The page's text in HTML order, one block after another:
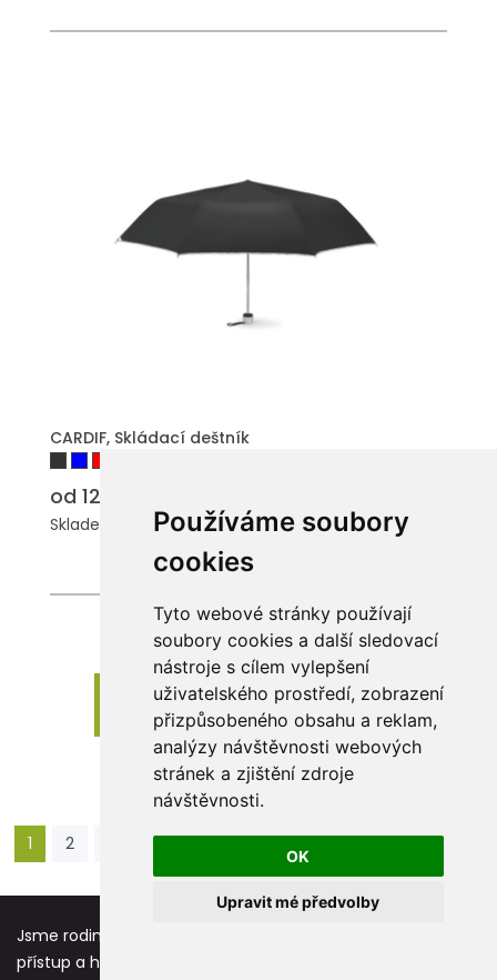
Používáme soubory
cookies
Tyto webové stránky používají
soubory cookies a další sledovací
nástroje s cílem vylepšení
uživatelského prostředí, zobrazení
přizpůsobeného obsahu a reklam,
analýzy návštěvnosti webových
stránek a zjištění zdroje
návštěvnosti.
OK
Upravit mé předvolby
CARDIF, Skládací deštník
od 124.35 Kč
Skladem: 19492 ks.
Zobrazit dalších 24 produktů
1 2 4
Jsme rodinná firma založená před více jak 25 lety. Osobní
přístup a hodnoty jako respekt, úcta a vděk jsou základní